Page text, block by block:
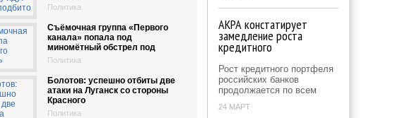
Политика
Съёмочная группа «Первого
канала» попала под
миномётный обстрел под
Политика
Болотов: успешно отбиты две
атаки на Луганск со стороны
Красного
Политика
АКРА констатирует
замедление роста
кредитного
Рост кредитного портфеля
российских банков
продолжается по всем
24 МАРТ